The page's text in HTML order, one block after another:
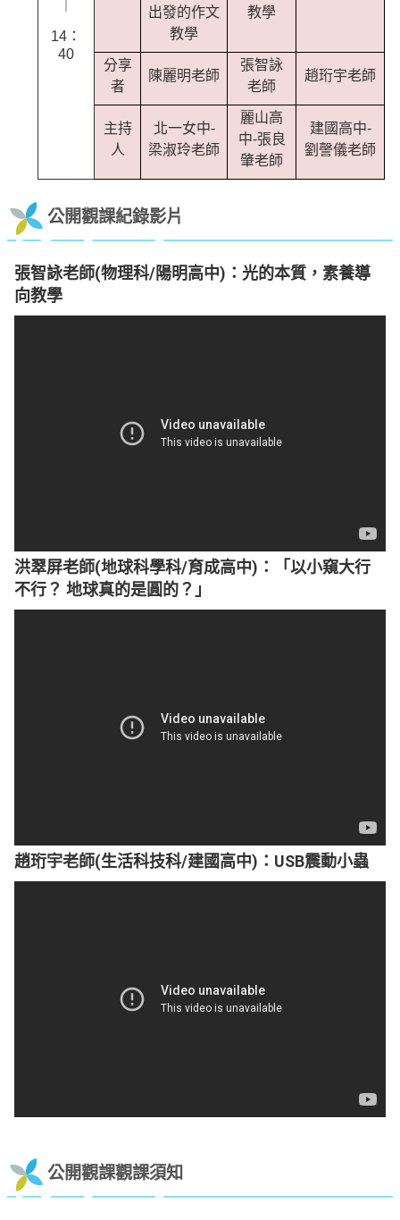
14：
40
出發的作文
教學
教學
分享
者
陳麗明老師
張智詠
老師
趙珩宇老師
主持
人
北一女中-
梁淑玲老師
麗山高
中-張良
肇老師
建國高中-
劉謦儀老師
公開觀課紀錄影片
張智詠老師(物理科/陽明高中)：光的本質，素養導
向教學
洪翠屏老師(地球科學科/育成高中)：「以小窺大行
不行？ 地球真的是圓的？」
趙珩宇老師(生活科技科/建國高中)：USB震動小蟲
公開觀課觀課須知